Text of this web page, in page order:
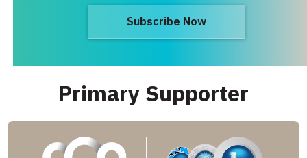
Subscribe Now
Primary Supporter